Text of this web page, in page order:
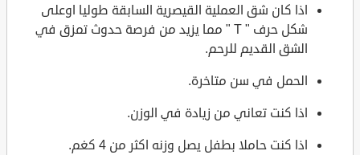
اذا كان شق العملية القيصرية السابقة طوليا اوعلى
شكل حرف " T " مما يزيد من فرصة حدوث تمزق في
الشق القديم للرحم.
الحمل في سن متاخرة.
اذا كنت تعاني من زيادة في الوزن.
اذا كنت حاملا بطفل يصل وزنه اكثر من 4 كغم.